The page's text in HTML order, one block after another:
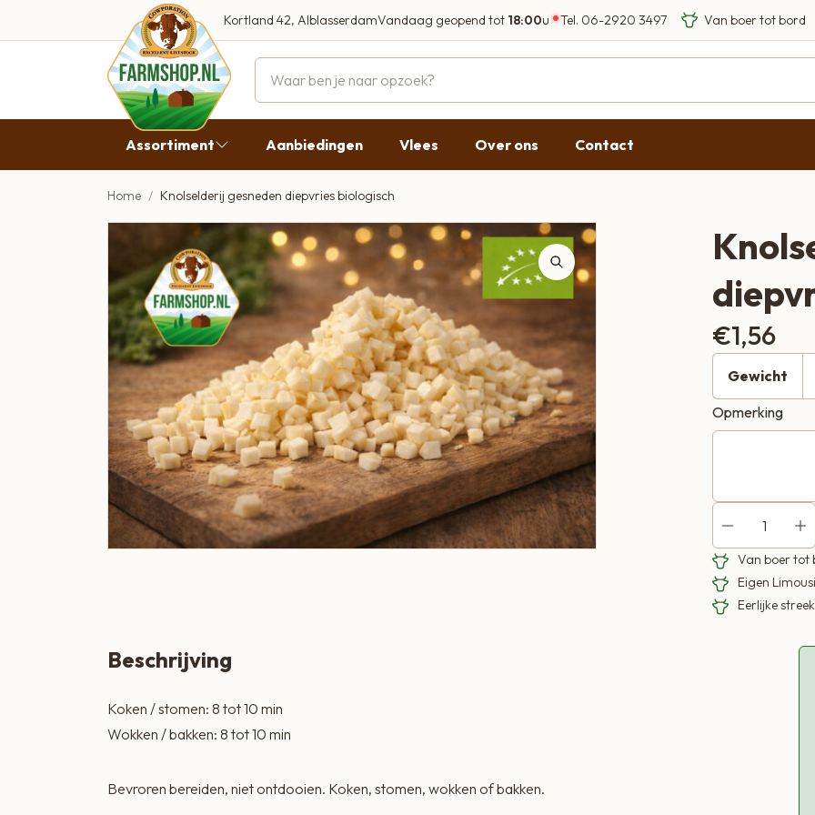
Kortland 42, AlblasserdamVandaag geopend tot 18:00u
Woensdag 09:00 - 17:30
Vrijdag 09:00 - 18:00
Zaterdag 09:00 - 17:30
Zondag Gesloten
Tel. 06-2920 3497
Eigen Limousin
Eerlijke
Assortiment
Vlees
Broodbeleg & Worst
Boeren Zuivel
Boeren Roomijs
Desembrood
Boeren Kaas
BBQ
Cadeau
Dranken
Lifestyle
Thee & Sappen
Zoetbeleg & Ontbijt
Aanbiedingen Vlees Over ons Contact
Home Knolselderij gesneden diepvries biologisch
€1,56
Gewicht
Opmerking
Van boer tot
Eigen
Eerlijke
Beschrijving
Koken / stomen: 8 tot 10 min
Wokken / bakken: 8 tot 10 min
Bevroren bereiden, niet ontdooien. Koken, stomen, wokken of bakken.